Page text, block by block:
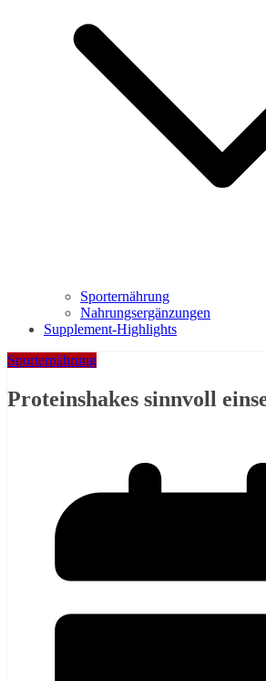
Sporternährung
Nahrungsergänzungen
Supplement-Highlights
Sporternährung
Proteinshakes sinnvoll